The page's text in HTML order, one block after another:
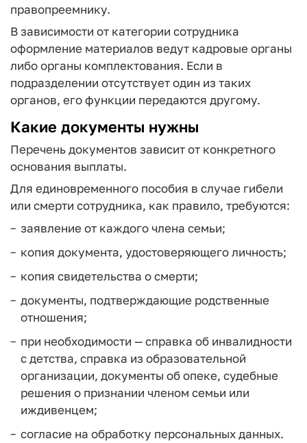
правопреемнику.
В зависимости от категории сотрудника
оформление материалов ведут кадровые органы
либо органы комплектования. Если в
подразделении отсутствует один из таких
органов, его функции передаются другому.
Какие документы нужны
Перечень документов зависит от конкретного
основания выплаты.
Для единовременного пособия в случае гибели
или смерти сотрудника, как правило, требуются:
заявление от каждого члена семьи;
копия документа, удостоверяющего личность;
копия свидетельства о смерти;
документы, подтверждающие родственные
отношения;
при необходимости — справка об инвалидности
с детства, справка из образовательной
организации, документы об опеке, судебные
решения о признании членом семьи или
иждивенцем;
согласие на обработку персональных данных.